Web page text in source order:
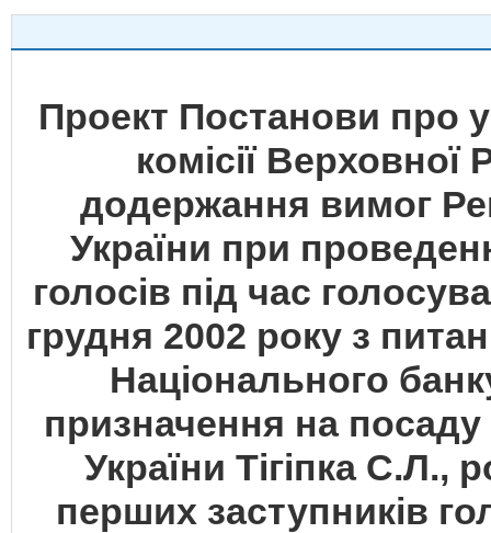
Проект Постанови про
комісії Верховної
додержання вимог
України при
голосів під час
грудня 2002 року з
Національного
призначення на
України Тігіпка С.Л.,
перших заступників